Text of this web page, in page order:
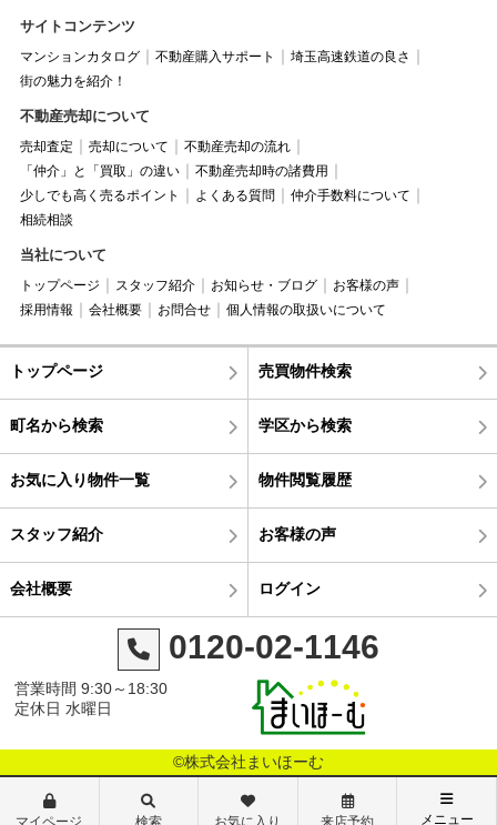
サイトコンテンツ
マンションカタログ 不動産購入サポート
埼玉高速鉄道の良さ
街の魅力を紹介！
不動産売却について
売却査定 売却について
不動産売却の流れ
「仲介」と「買取」の違い
不動産売却時の諸費用
少しでも高く売るポイント
よくある質問
仲介手数料について
相続相談
当社について
トップページ スタッフ紹介 お知らせ・ブログ
お客様の声
採用情報
会社概要 お問合せ 個人情報の取扱いについて
トップページ 売買物件検索
町名から検索 学区から検索
お気に入り物件一覧 物件閲覧履歴
スタッフ紹介 お客様の声
会社概要 ログイン
0120-02-1146
営業時間 9:30～18:30
定休日 水曜日
©株式会社まいほーむ
マイページ 検索 お気に入り 来店予約 メニュー